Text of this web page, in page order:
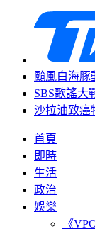
颱風白海豚
SBS歌謠大
沙拉油致癌
首頁
即時
生活
政治
娛樂
《